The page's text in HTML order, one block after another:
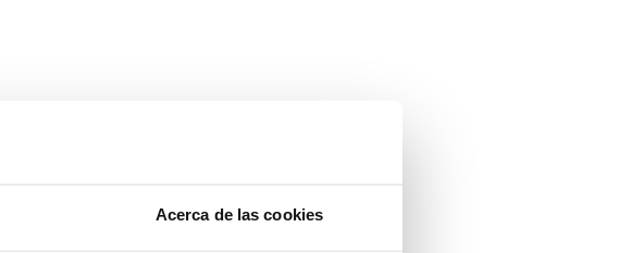
Acerca de las cookies